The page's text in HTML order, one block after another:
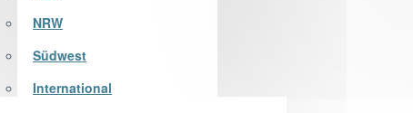
NRW
Südwest
International